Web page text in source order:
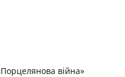
війна»